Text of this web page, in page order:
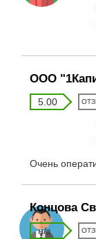
ООО
5.00
Очень
Концова
н/з